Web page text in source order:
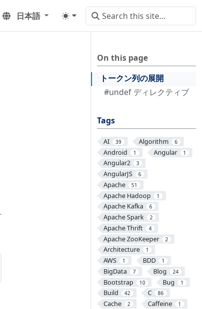
日本語
On this page
トークン列の展開
#undef ディレクティブ
Tags
AI 39 Algorithm 6
Android 1 Angular 1
Angular2 3
AngularJS 6
Apache 51
Apache Hadoop 1
Apache Kafka 6
Apache Spark 2
Apache Thrift 4
Apache ZooKeeper 2
Architecture 1
AWS 1 BDD 1
BigData 7 Blog 24
Bootstrap 10 Bug 1
Build 42 C 86
Cache 2 Caffeine 1